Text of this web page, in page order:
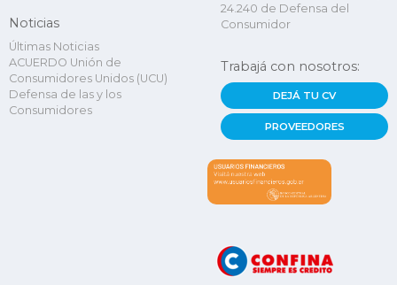
Noticias
Últimas Noticias
ACUERDO Unión de
Consumidores Unidos (UCU)
Defensa de las y los
Consumidores
24.240 de Defensa del
Consumidor
Trabajá con nosotros:
DEJÁ TU CV
PROVEEDORES